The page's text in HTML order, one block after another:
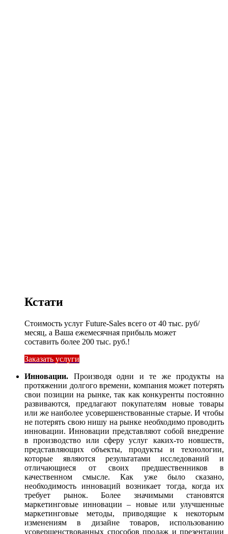
Кстати
Стоимость услуг Future-Sales всего от 40 тыс. руб/
месяц, а Ваша ежемесячная прибыль может
составить более 200 тыс. руб.!
Заказать услуги
Инновации. Производя одни и те же продукты на
протяжении долгого времени, компания может потерять
свои позиции на рынке, так как конкуренты постоянно
развиваются, предлагают покупателям новые товары
или же наиболее усовершенствованные старые. И чтобы
не потерять свою нишу на рынке необходимо проводить
инновации. Инновации представляют собой внедрение
в производство или сферу услуг каких-то новшеств,
представляющих объекты, продукты и технологии,
которые являются результатами исследований и
отличающиеся от своих предшественников в
качественном смысле. Как уже было сказано,
необходимость инноваций возникает тогда, когда их
требует рынок. Более значимыми становятся
маркетинговые инновации – новые или улучшенные
маркетинговые методы, приводящие к некоторым
изменениям в дизайне товаров, использованию
усовершенствованных способов продаж и презентации